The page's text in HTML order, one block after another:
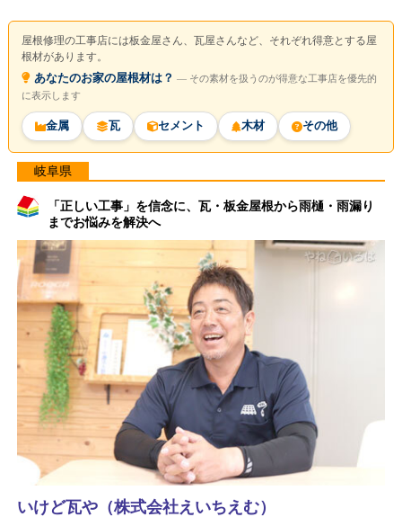
屋根修理の工事店には板金屋さん、瓦屋さんなど、それぞれ得意とする屋
根材があります。
あなたのお家の屋根材は？ ― その素材を扱うのが得意な工事店を優先的
に表示します
金属 瓦 セメント 木材 その他
岐阜県
「正しい工事」を信念に、瓦・板金屋根から雨樋・雨漏り
までお悩みを解決へ
いけど瓦や（株式会社えいちえむ）